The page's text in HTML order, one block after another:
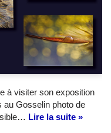
à visiter son exposition
au Gosselin photo de
Lire la suite »